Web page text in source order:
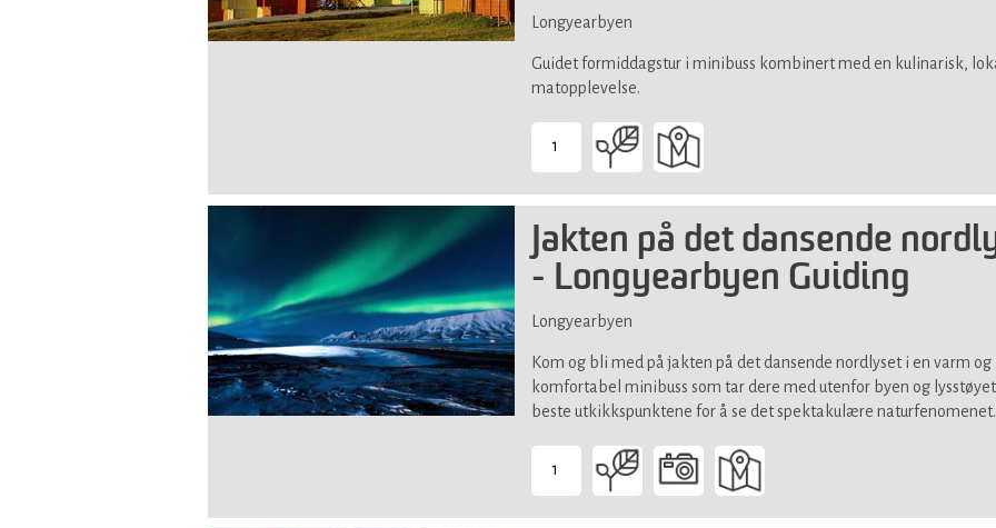
Longyearbyen
Guidet formiddagstur i minibuss kombinert med en kulinarisk,
matopplevelse.
1
-
Passer
alle
Jakten på det dansende
- Longyearbyen Guiding
Longyearbyen
Kom og bli med på jakten på det dansende nordlyset i en varm og
komfortabel minibuss som tar dere med utenfor byen og
beste utkikkspunktene for å se det spektakulære naturfenomenet.
1
-
Suitable